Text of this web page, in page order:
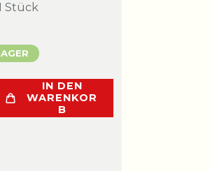
Stück
IN DEN
WARENKOR
B